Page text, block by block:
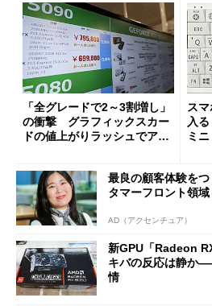
「全グレードで2～3割増し」
の衝撃 グラフィックスカー
ドの値上がりラッシュでアキ
ス
入
ミ
最良の顧客体験を
タマーフロント領域
AD（アクセンチュア）
新GPU「Radeon
キバの反応は静か
情